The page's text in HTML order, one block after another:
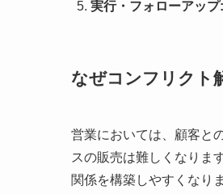
実行・フォローアップ:
なぜコンフリクト
営業においては、顧客と
スの販売は難しくなりま
関係を構築しやすくなり